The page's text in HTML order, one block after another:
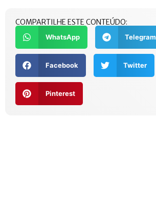
COMPARTILHE ESTE CONTEÚDO:
WhatsApp Telegram
Facebook Twitter
Pinterest